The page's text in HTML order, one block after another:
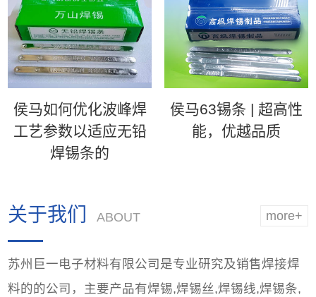
侯马如何优化波峰焊
工艺参数以适应无铅
焊锡条的
侯马63锡条 | 超高性
能，优越品质
more+
关于我们 ABOUT
苏州巨一电子材料有限公司是专业研究及销售焊接焊
料的的公司，主要产品有焊锡,焊锡丝,焊锡线,焊锡条,